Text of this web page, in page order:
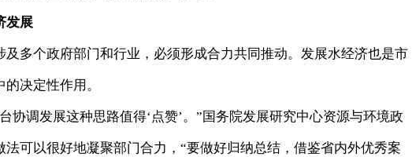
发展
多个政府部门和行业，必须形成合力共同推动。发展水经济也是市
决定性作用。
协调发展这种思路值得‘点赞’。”国务院发展研究中心资源与环境政
可以很好地凝聚部门合力，“要做好归纳总结，借鉴省内外优秀案